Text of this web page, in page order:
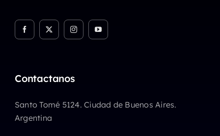
Contactanos
Santo Tomé 5124. Ciudad de Buenos Aires.
Argentina